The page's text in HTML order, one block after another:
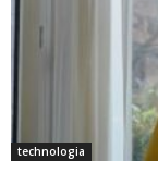
technologia